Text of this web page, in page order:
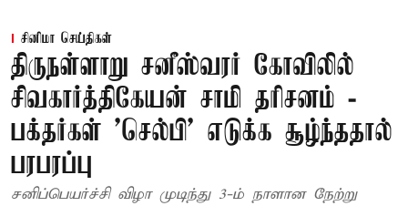
சினிமா செய்திகள்
திருநள்ளாறு சனீஸ்வரர் கோவிலில்
சிவகார்த்திகேயன் சாமி தரிசனம் -
பக்தர்கள் 'செல்பி' எடுக்க சூழ்ந்ததால்
பரபரப்பு
சனிப்பெயர்ச்சி விழா முடிந்து 3-ம் நாளான நேற்று